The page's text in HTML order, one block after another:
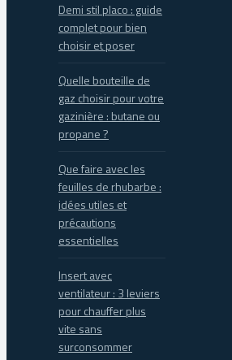
Demi stil placo : guide
complet pour bien
choisir et poser
Quelle bouteille de
gaz choisir pour votre
gazinière : butane ou
propane ?
Que faire avec les
feuilles de rhubarbe :
idées utiles et
précautions
essentielles
Insert avec
ventilateur : 3 leviers
pour chauffer plus
vite sans
surconsommer